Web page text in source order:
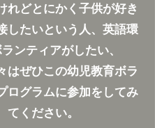
れどとにかく子供が好き
したいという人、英語環
ンティアがしたい、
はぜひこの幼児教育ボラ
ログラムに参加をしてみ
てください。